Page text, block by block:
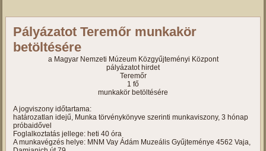
Pályázatot Teremőr munkakör
betöltésére
a Magyar Nemzeti Múzeum Közgyűjteményi Központ
pályázatot hirdet
Teremőr
1 fő
munkakör betöltésére
A jogviszony időtartama:
határozatlan idejű, Munka törvénykönyve szerinti munkaviszony, 3 hónap
próbaidővel
Foglalkoztatás jellege: heti 40 óra
A munkavégzés helye: MNM Vay Ádám Muzeális Gyűjteménye 4562 Vaja,